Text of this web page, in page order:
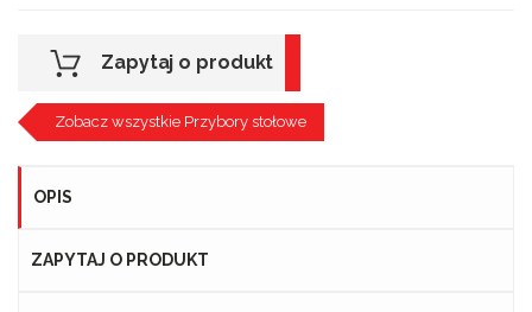
Zapytaj o produkt
Zobacz wszystkie Przybory stołowe
OPIS
ZAPYTAJ O PRODUKT